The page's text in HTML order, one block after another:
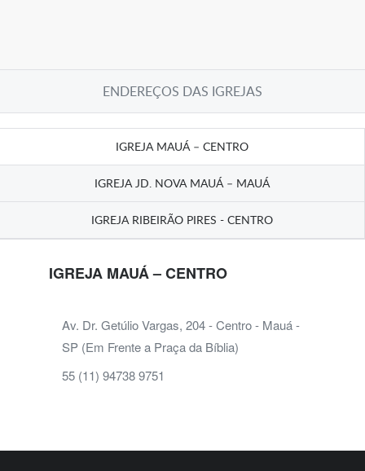
ENDEREÇOS DAS IGREJAS
IGREJA MAUÁ – CENTRO
IGREJA JD. NOVA MAUÁ – MAUÁ
IGREJA RIBEIRÃO PIRES - CENTRO
IGREJA MAUÁ – CENTRO
Av. Dr. Getúlio Vargas, 204 - Centro - Mauá -
SP (Em Frente a Praça da Bíblia)
55 (11) 94738 9751